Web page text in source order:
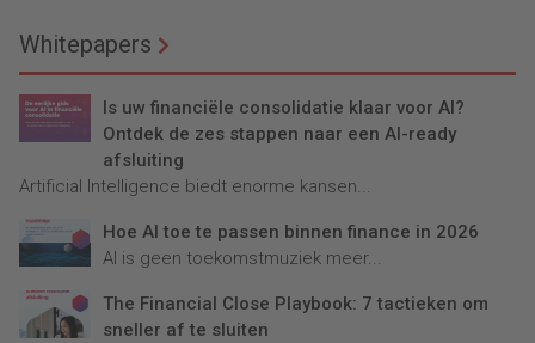
Whitepapers
Is uw financiële consolidatie klaar voor AI?
Ontdek de zes stappen naar een AI-ready
afsluiting
Artificial Intelligence biedt enorme kansen...
Hoe AI toe te passen binnen finance in 2026
AI is geen toekomstmuziek meer...
The Financial Close Playbook: 7 tactieken om
sneller af te sluiten